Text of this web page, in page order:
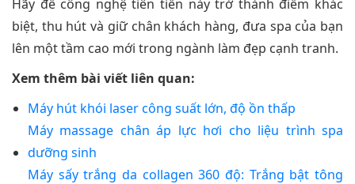
Hãy để công nghệ tiên tiến này trở thành điểm khác
biệt, thu hút và giữ chân khách hàng, đưa spa của bạn
lên một tầm cao mới trong ngành làm đẹp cạnh tranh.
Xem thêm bài viết liên quan:
Máy hút khói laser công suất lớn, độ ồn thấp
Máy massage chân áp lực hơi cho liệu trình spa
dưỡng sinh
Máy sấy trắng da collagen 360 độ: Trắng bật tông